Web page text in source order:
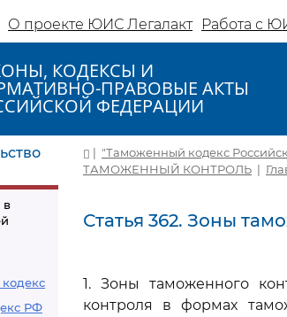
О проекте ЮИС Легалакт Работа с
КОДЕКСЫ И
ПРАВОВЫЕ АКТЫ
ФЕДЕРАЦИИ
в
РФ
| "Таможенный кодекс
ТАМОЖЕННЫЙ КОНТРОЛЬ |
Статья 362. Зоны
1. Зоны таможенного
контроля в формах